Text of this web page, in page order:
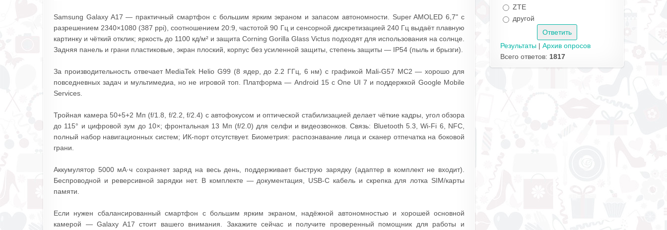
Samsung Galaxy A17 — практичный смартфон с большим ярким экраном и запасом автономности. Super AMOLED 6,7" с
разрешением 2340×1080 (387 ppi), соотношением 20:9, частотой 90 Гц и сенсорной дискретизацией 240 Гц выдаёт плавную
картинку и чёткий отклик; яркость до 1100 кд/м² и защита Corning Gorilla Glass Victus подходят для использования на солнце.
Задняя панель и грани пластиковые, экран плоский, корпус без усиленной защиты, степень защиты — IP54 (пыль и брызги).
За производительность отвечает MediaTek Helio G99 (8 ядер, до 2.2 ГГц, 6 нм) с графикой Mali‑G57 MC2 — хорошо для
повседневных задач и мультимедиа, но не игровой топ. Платформа — Android 15 с One UI 7 и поддержкой Google Mobile
Services.
Тройная камера 50+5+2 Мп (f/1.8, f/2.2, f/2.4) с автофокусом и оптической стабилизацией делает чёткие кадры, угол обзора
до 115° и цифровой зум до 10×; фронтальная 13 Мп (f/2.0) для селфи и видеозвонков. Связь: Bluetooth 5.3, Wi‑Fi 6, NFC,
полный набор навигационных систем; ИК‑порт отсутствует. Биометрия: распознавание лица и сканер отпечатка на боковой
грани.
Аккумулятор 5000 мА·ч сохраняет заряд на весь день, поддерживает быструю зарядку (адаптер в комплект не входит).
Беспроводной и реверсивной зарядки нет. В комплекте — документация, USB‑C кабель и скрепка для лотка SIM/карты
памяти.
Если нужен сбалансированный смартфон с большим ярким экраном, надёжной автономностью и хорошей основной
камерой — Galaxy A17 стоит вашего внимания. Закажите сейчас и получите проверенный помощник для работы и
ZTE
другой
Результаты | Архив опросов
Всего ответов: 1817